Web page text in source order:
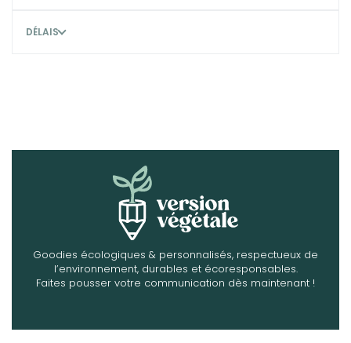
DÉLAIS
Goodies écologiques & personnalisés, respectueux de
l’environnement, durables et écoresponsables.
Faites pousser votre communication dès maintenant !